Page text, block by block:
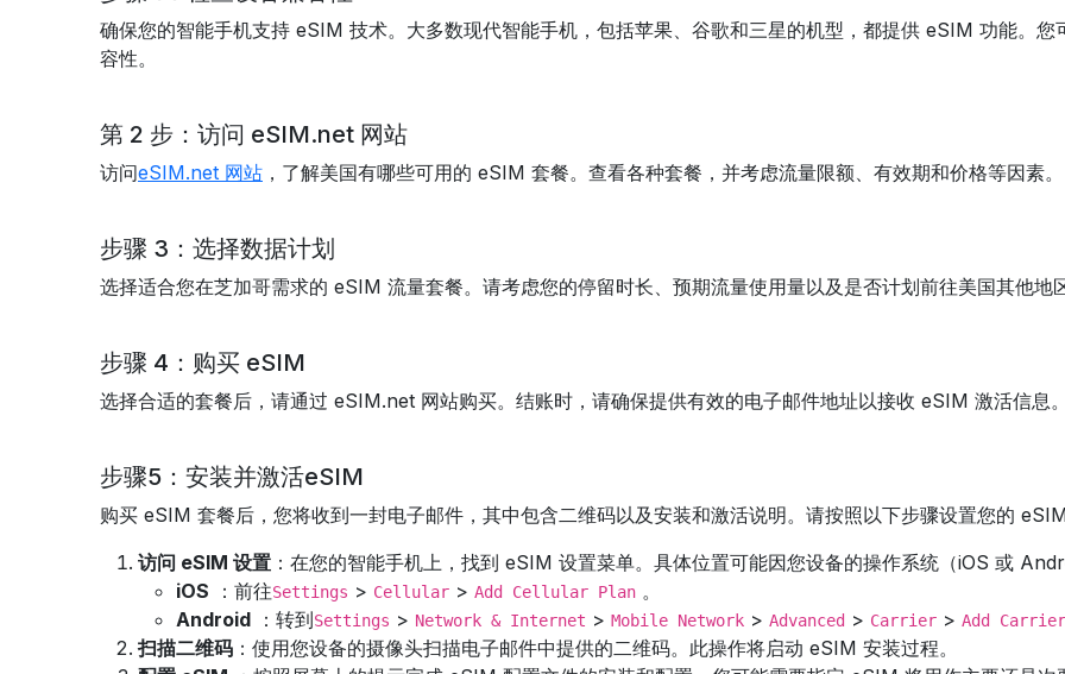
确保您的智能手机支持 eSIM 技术。大多数现代智能手机，包括苹果、谷歌和三星的机型，都提供 eSIM 功能。
容性。
第 2 步：访问 eSIM.net 网站
访问eSIM.net 网站 ，了解美国有哪些可用的 eSIM 套餐。查看各种套餐，并考虑流量限额、有效期和价格等因素。
步骤 3：选择数据计划
选择适合您在芝加哥需求的 eSIM 流量套餐。请考虑您的停留时长、预期流量使用量以及是否计划前往美国其他地
步骤 4：购买 eSIM
选择合适的套餐后，请通过 eSIM.net 网站购买。结账时，请确保提供有效的电子邮件地址以接收 eSIM 激活信息
步骤5：安装并激活eSIM
购买 eSIM 套餐后，您将收到一封电子邮件，其中包含二维码以及安装和激活说明。请按照以下步骤设置您的 eSIM
访问 eSIM 设置 ：在您的智能手机上，找到 eSIM 设置菜单。具体位置可能因您设备的操作系统（iOS 或
iOS ：前往Settings > Cellular > Add Cellular Plan 。
Android ：转到Settings > Network & Internet > Mobile Network > Advanced > Carrier > Add Carrier
扫描二维码 ：使用您设备的摄像头扫描电子邮件中提供的二维码。此操作将启动 eSIM 安装过程。